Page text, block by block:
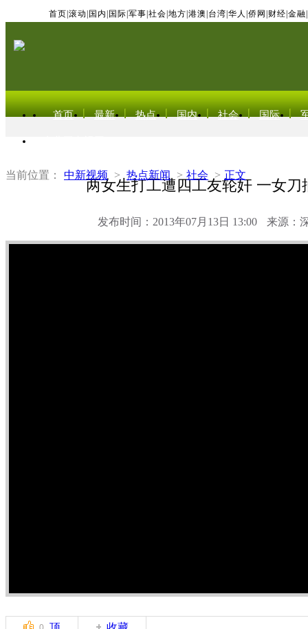
首页 滚动 国内 国际 军事 社会 地方 港澳 台湾 华人 侨网 财经 金融
首页 最新 热点 国内 社会 国际
当前位置： 中新视频 > 热点新闻 > 社会 > 正文
两女生打工遭四工友轮奸 一女刀
发布时间：2013年07月13日 13:00 来源：